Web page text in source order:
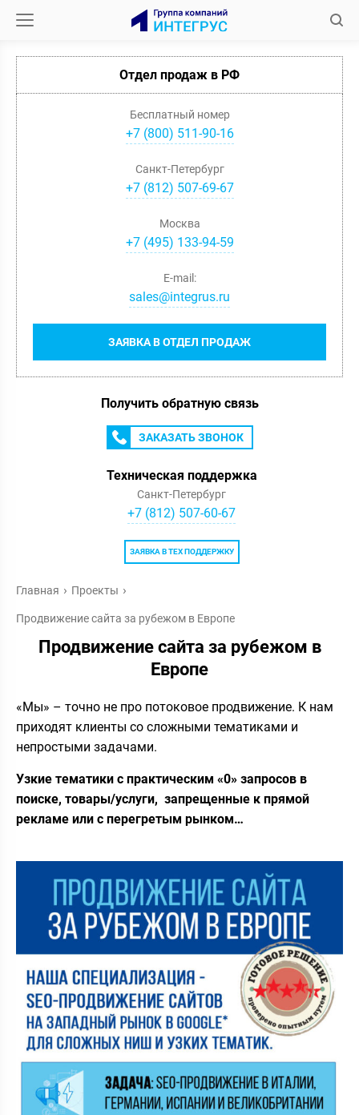
Отдел продаж в РФ
Бесплатный номер
+7 (800) 511-90-16
Санкт-Петербург
+7(812) 507-69-67
Москва
+7(495) 133-94-59
ЗАЯВКА В ОТДЕЛ ПРОДАЖ
E-mail:
sales@integrus.ru
Получить обратную связь
ЗАКАЗАТЬ ЗВОНОК
Техническая поддержка
Санкт-Петербург
+7 (812) 507-60-67
ЗАЯВКА В ТЕХ ПОДДЕРЖКУ
Главная Проекты
Продвижение сайта за рубежом в Европе
Продвижение сайта за рубежом в
Европе
«Мы» – точно не про потоковое продвижение. К нам
приходят клиенты со сложными тематиками и
непростыми задачами.
Узкие тематики с практическим «0» запросов в
поиске, товары/услуги, запрещенные к прямой
рекламе или с перегретым рынком…